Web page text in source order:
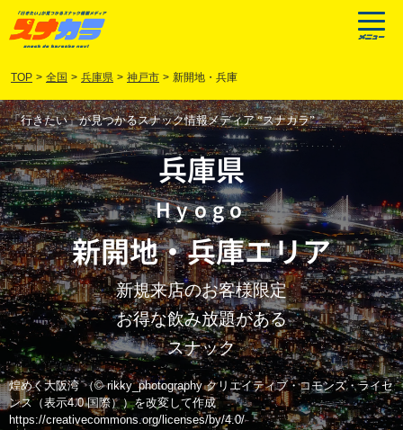
TOP > 全国 > 兵庫県 > 神戸市 > 新開地・兵庫
「行きたい」が見つかるスナック情報メディア “スナカラ”
兵庫県
Hyogo
新開地・兵庫エリア
新規来店のお客様限定
お得な飲み放題がある
スナック
煌めく大阪湾 （© rikky_photography クリエイティブ・コモンズ・ライセ
ンス（表示4.0 国際））を改変して作成
https://creativecommons.org/licenses/by/4.0/